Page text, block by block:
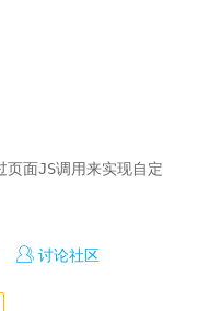
面JS调用来实现自定
讨论社区